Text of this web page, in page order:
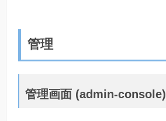
管理
管理画面 (admin-console)